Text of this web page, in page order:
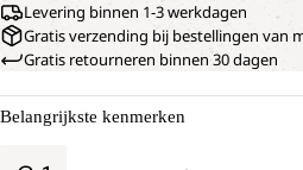
Levering binnen 1-3 werkdagen
Gratis verzending bij bestellingen van
Gratis retourneren binnen 30 dagen
Belangrijkste kenmerken